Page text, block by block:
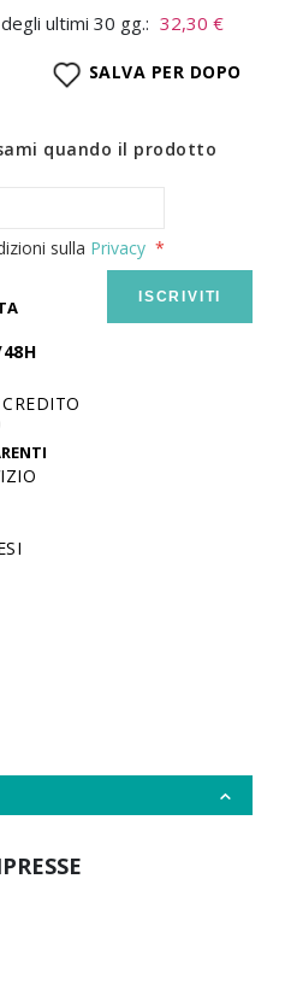
ultimi 30 gg.: 32,30 €
SALVA PER DOPO
quando il prodotto
sulla Privacy
ISCRIVITI